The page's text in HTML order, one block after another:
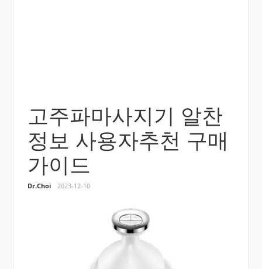
고주파마사지기 알찬
정보 사용자추천 구매
가이드
Dr.Choi 2023-12-10